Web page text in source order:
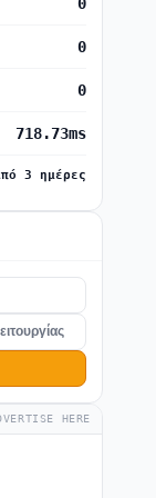
0
0
718.73ms
3 ημέρες
HERE